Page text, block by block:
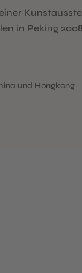
in Peking
und Hongkong